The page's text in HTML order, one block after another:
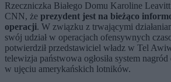
Rzeczniczka Białego Domu Karoline
CNN, że prezydent jest na bieżąco
operacji. W związku z trwającymi
swój udział w operacjach ofensywnych
potwierdził przedstawiciel władz w Tel
telewizja państwowa ogłosiła system
w ujęciu amerykańskich lotników.